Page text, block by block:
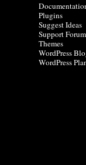
Plugins
Suggest Ideas
Support Forum
Themes
WordPress
WordPress